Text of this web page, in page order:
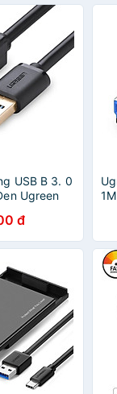
USB B 3. 0
Ugreen
đ